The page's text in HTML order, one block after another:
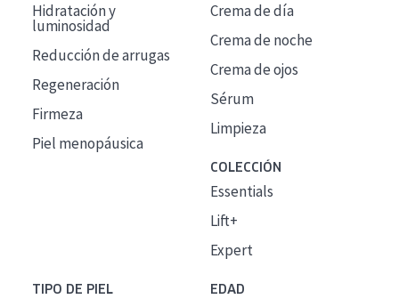
Hidratación y
luminosidad
Reducción de arrugas
Regeneración
Firmeza
Piel menopáusica
Crema de día
Crema de noche
Crema de ojos
Sérum
Limpieza
COLECCIÓN
Essentials
Lift+
Expert
TIPO DE PIEL EDAD